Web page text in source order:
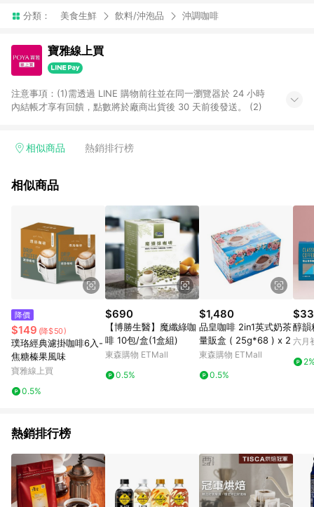
分類： 美食生鮮 飲料/沖泡品 沖調咖啡
寶雅線上買
注意事項：(1)需透過 LINE 購物前往並在同一瀏覽器於 24 小時
內結帳才享有回饋，點數將於廠商出貨後 30 天前後發送。 (2)
相似商品 熱銷排行榜
相似商品
降價
$149 (降$50)
璞珞經典濾掛咖啡6入-
焦糖榛果風味
寶雅線上買
0.5%
$690
【博勝生醫】魔纖綠咖
啡 10包/盒(1盒組)
東森購物 ETMall
0.5%
$1,480
品皇咖啡 2in1英式奶茶
量販盒 ( 25g*68 ) x 2
東森購物 ETMall
0.5%
醇韻
六月
熱銷排行榜